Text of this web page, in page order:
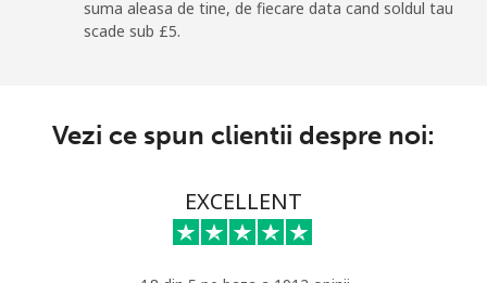
suma aleasa de tine, de fiecare data cand soldul tau
scade sub ⁦£5⁩.
Vezi ce spun clientii despre noi:
EXCELLENT